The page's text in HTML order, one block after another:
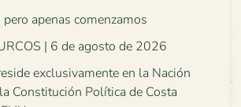
apenas comenzamos
| 6 de agosto de 2026
exclusivamente en la Nación
Constitución Política de Costa